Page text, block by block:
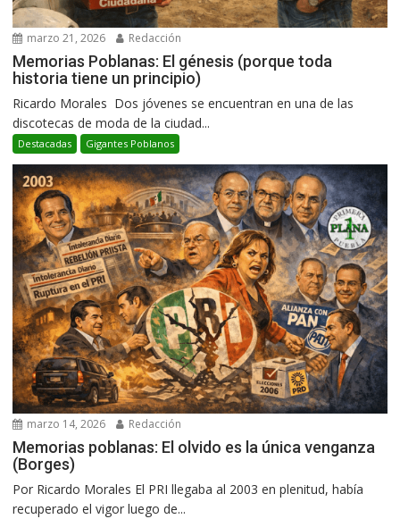
marzo 21, 2026 Redacción
Memorias Poblanas: El génesis (porque toda
historia tiene un principio)
Ricardo Morales Dos jóvenes se encuentran en una de las
discotecas de moda de la ciudad...
Destacadas Gigantes Poblanos
marzo 14, 2026 Redacción
Memorias poblanas: El olvido es la única venganza
(Borges)
Por Ricardo Morales El PRI llegaba al 2003 en plenitud, había
recuperado el vigor luego de...